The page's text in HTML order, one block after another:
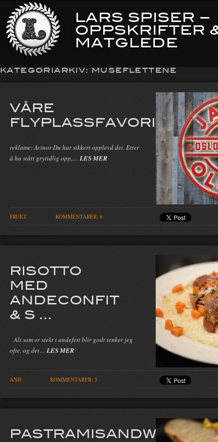
LARS SPISER –
OPPSKRIFTER
MATGLEDE
KATEGORIARKIV: MUSEFLETTENE
VÅRE
FLYPLASSFAVORITTER
reklame: Avinor Du har sikkert opplevd det. Etter
å ha stått grytidlig opp,… LES MER
FRUKT KOMMENTARER: 6
RISOTTO
MED
ANDECONFIT
& S ...
Alt som er stekt i andefett blir godt tenker jeg
ofte, og det… LES MER
AND KOMMENTARER: 3
PASTRAMISANDWICH